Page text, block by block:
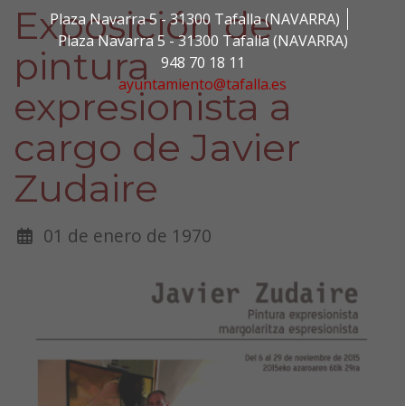
Plaza Navarra 5 - 31300 Tafalla (NAVARRA)
Plaza Navarra 5 - 31300 Tafalla (NAVARRA)
948 70 18 11
ayuntamiento@tafalla.es
Exposición de
pintura
expresionista a
cargo de Javier
Zudaire
01 de enero de 1970